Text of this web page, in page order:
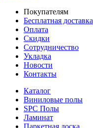
Покупателям
Бесплатная доставка
Оплата
Скидки
Сотрудничество
Укладка
Новости
Контакты
Каталог
Виниловые полы
SPC Полы
Ламинат